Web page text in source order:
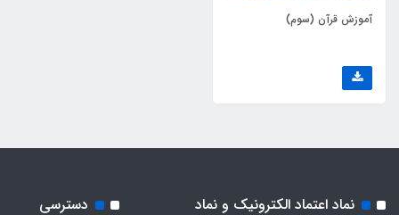
آموزش قرآن (سوم)
نماد اعتماد الکترونیک و نماد
دسترسی